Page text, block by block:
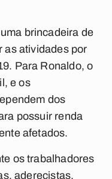
brincadeira de
as atividades por
Para Ronaldo, o
e os
dos
possuir renda
afetados.
os trabalhadores
aderecistas,